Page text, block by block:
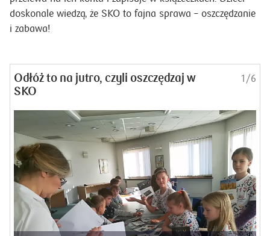
(równolegle do wpłat i przelewów robionych przez bliskich
bezpośrednio na numer rachunku ucznia) mogą przynosić
doskonale wiedzą, że SKO to fajna sprawa – oszczędzanie
i zabawa!
Odłóż to na jutro, czyli oszczędzaj w
SKO
1/6